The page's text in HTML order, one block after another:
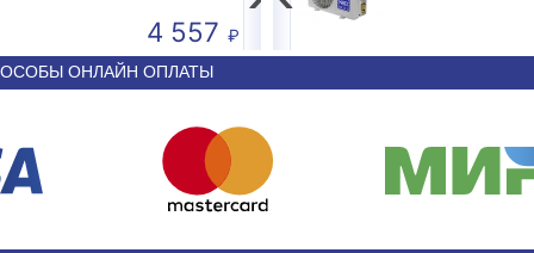
4 557
50 590
ОНЛАЙН ОПЛАТЫ